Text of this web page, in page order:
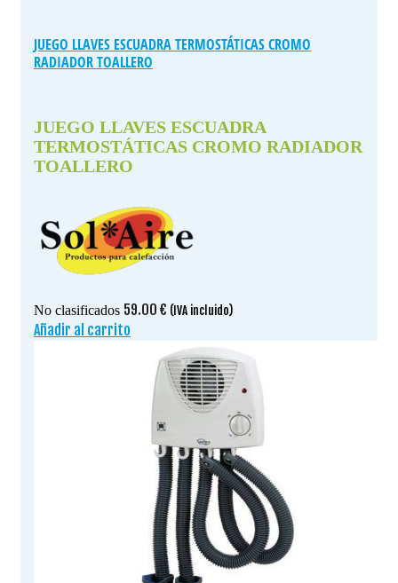
JUEGO LLAVES ESCUADRA TERMOSTÁTICAS CROMO
RADIADOR TOALLERO
JUEGO LLAVES ESCUADRA
TERMOSTÁTICAS CROMO RADIADOR
TOALLERO
No clasificados 59.00 € (IVA incluido)
Añadir al carrito